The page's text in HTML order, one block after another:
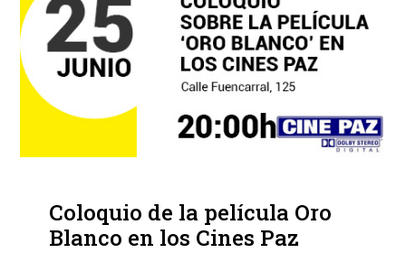
Coloquio de la película Oro
Blanco en los Cines Paz